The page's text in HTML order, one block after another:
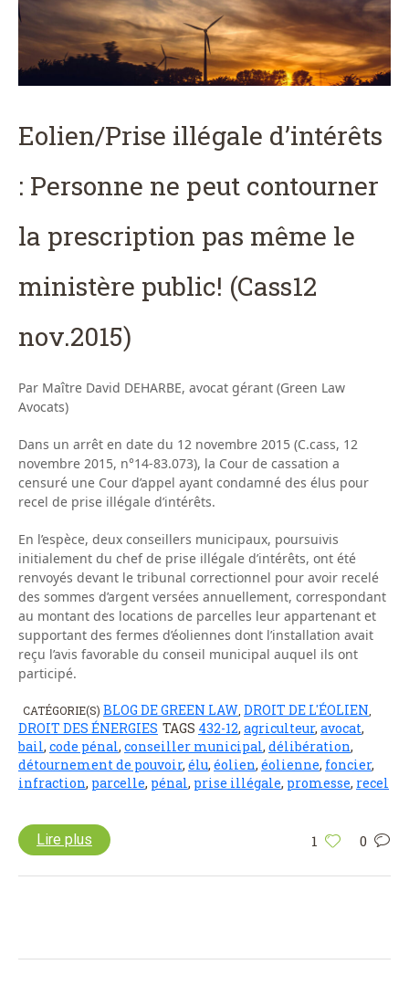
Eolien/Prise illégale d’intérêts
: Personne ne peut contourner
la prescription pas même le
ministère public! (Cass12
nov.2015)
Par Maître David DEHARBE, avocat gérant (Green Law
Avocats)
Dans un arrêt en date du 12 novembre 2015 (C.cass, 12
novembre 2015, n°14-83.073), la Cour de cassation a
censuré une Cour d’appel ayant condamné des élus pour
recel de prise illégale d’intérêts.
En l’espèce, deux conseillers municipaux, poursuivis
initialement du chef de prise illégale d’intérêts, ont été
renvoyés devant le tribunal correctionnel pour avoir recelé
des sommes d’argent versées annuellement, correspondant
au montant des locations de parcelles leur appartenant et
supportant des fermes d’éoliennes dont l’installation avait
reçu l’avis favorable du conseil municipal auquel ils ont
participé.
CATÉGORIE(S) BLOG DE GREEN LAW DROIT DE L'ÉOLIEN
DROIT DES ÉNERGIES TAGS 432-12, agriculteur, avocat,
bail, code pénal, conseiller municipal, délibération,
détournement de pouvoir, élu, éolien, éolienne, foncier,
infraction, parcelle, pénal, prise illégale, promesse, recel
1 0
Lire plus